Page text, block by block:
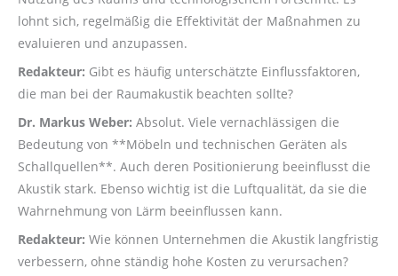
lohnt sich, regelmäßig die Effektivität der Maßnahmen zu
evaluieren und anzupassen.
Redakteur: Gibt es häufig unterschätzte Einflussfaktoren,
die man bei der Raumakustik beachten sollte?
Dr. Markus Weber: Absolut. Viele vernachlässigen die
Bedeutung von **Möbeln und technischen Geräten als
Schallquellen**. Auch deren Positionierung beeinflusst die
Akustik stark. Ebenso wichtig ist die Luftqualität, da sie die
Wahrnehmung von Lärm beeinflussen kann.
Redakteur: Wie können Unternehmen die Akustik langfristig
verbessern, ohne ständig hohe Kosten zu verursachen?